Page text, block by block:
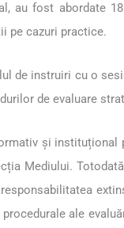
au fost abordate
pe cazuri practice.
de instruiri cu o
de evaluare
și instituțional
Mediului.
ale